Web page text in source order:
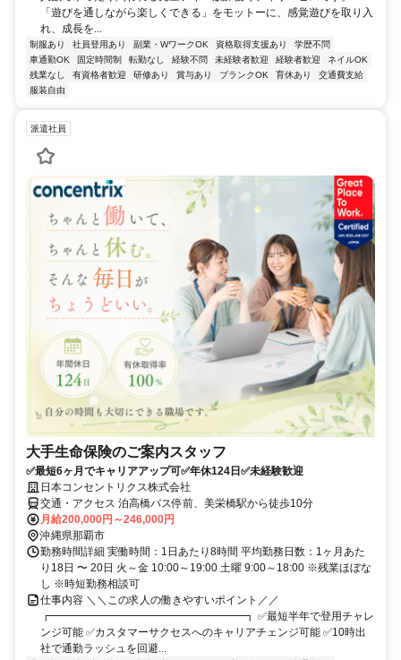
「遊びを通しながら楽しくできる」をモットーに、感覚遊びを取り入
れ、成長を...
制服あり 社員登用あり 副業・WワークOK 資格取得支援あり
学歴不問
車通勤OK
固定時間制 転勤なし 経験不問 未経験者歓迎 経験者歓迎
ネイルOK
残業なし
有資格者歓迎 研修あり 賞与あり ブランクOK 育休あり
交通費支給
服装自由
派遣社員
大手生命保険のご案内スタッフ
✅最短6ヶ月でキャリアアップ可✅年休124日✅未経験歓迎
日本コンセントリクス株式会社
交通・アクセス 泊高橋バス停前、美栄橋駅から徒歩10分
月給200,000円～246,000円
沖縄県那覇市
勤務時間詳細 実働時間：1日あたり8時間 平均勤務日数：1ヶ月あた
り18日 〜 20日 火～金 10:00～19:00 土曜 9:00～18:00 ※残業ほぼな
し ※時短勤務相談可
仕事内容 ＼＼この求人の働きやすいポイント／／
┏━━━━━━━━━━━━━━━━━━┓ ✅最短半年で登用チャレ
ンジ可能 ✅カスタマーサクセスへのキャリアチェンジ可能 ✅10時出
社で通勤ラッシュを回避...